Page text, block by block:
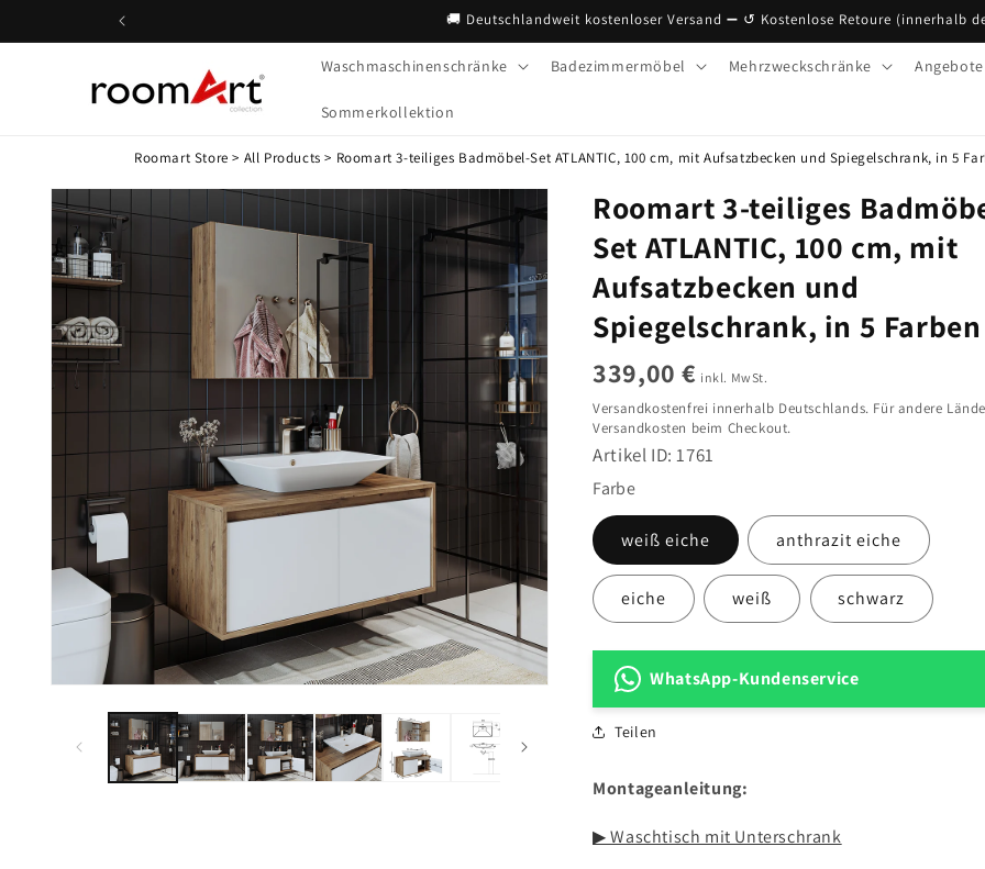
Inhalt
🚚 Deutschlandweit kostenloser Versand ➖ ↺ Kostenlose Retoure (innerhalb
Waschmaschinenschränke Badezimmermöbel Mehrzweckschränke
Sommerkollektion
Roomart Store > All Products > Roomart 3-teiliges Badmöbel-Set ATLANTIC, 100 cm, mit Aufsatzbecken und Spiegelschrank, in 5
Zu
Produktinformationen
springen
Modal
Roomart 3-teiliges
Set ATLANTIC, 100 cm, mit
Aufsatzbecken und
Spiegelschrank, in 5 Farben
339,00 € inkl. MwSt.
Versandkostenfrei innerhalb Deutschlands. Für andere
Versandkosten beim Checkout.
Artikel ID: 1761
Farbe
weiß eiche anthrazit eiche
eiche weiß schwarz
WhatsApp-Kundenservice
Teilen
Montageanleitung:
▶ Waschtisch mit Unterschrank